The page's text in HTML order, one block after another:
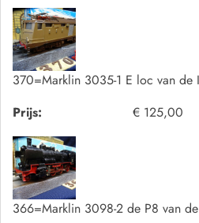
370=Marklin 3035-1 E loc van de
Prijs:
€ 125,00
366=Marklin 3098-2 de P8 van